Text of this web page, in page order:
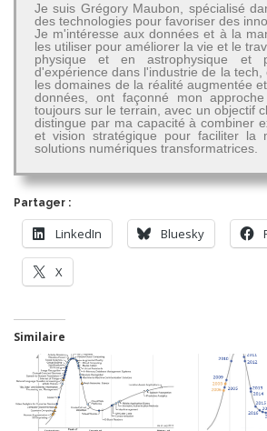
Je suis Grégory Maubon, spécialisé
des technologies pour favoriser des
Je m'intéresse aux données et à la
les utiliser pour améliorer la vie et le
physique et en astrophysique
d'expérience dans l'industrie de la tech,
les domaines de la réalité augmentée
données, ont façonné mon
toujours sur le terrain, avec un objectif
distingue par ma capacité à combiner
et vision stratégique pour faciliter la
solutions numériques transformatrices.
Partager :
LinkedIn Bluesky
X
Similaire